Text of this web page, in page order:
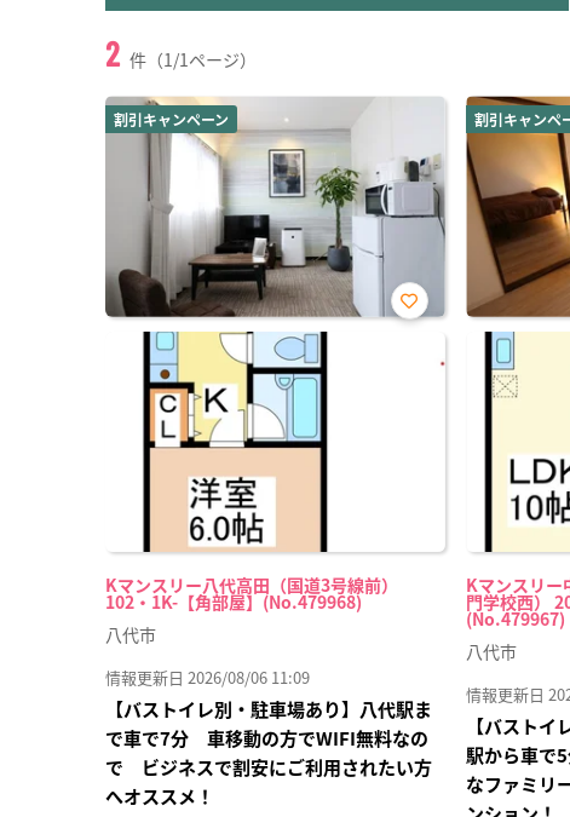
2 件（1/1ページ）
割引キャンペーン
Kマンスリー八代高田（国道3号線前）
102・1K-【角部屋】(No.479968)
お気
八代市
情報更新日 2026/08/06 11:09
【バストイレ別・駐車場あり】八代駅ま
で車で7分 車移動の方でWIFI無料なの
で ビジネスで割安にご利用されたい方
へオススメ！
割引キャンペ
Kマンスリー
門学校西）
(No.479967)
八代市
情報更新日
【バスト
駅から車で
なファミリ